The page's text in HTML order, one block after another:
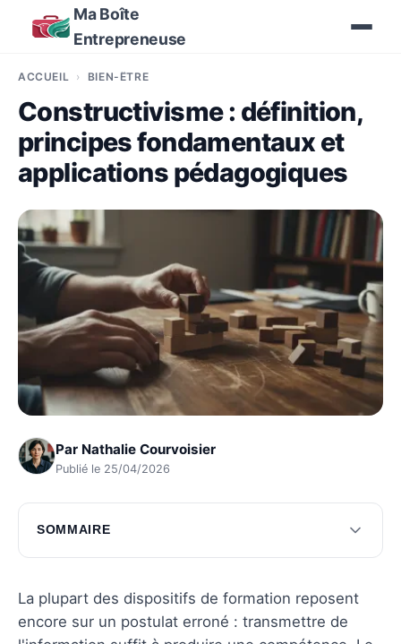
Ma Boîte
Entrepreneuse
ACCUEIL BIEN-ÊTRE
Constructivisme : définition,
principes fondamentaux et
applications pédagogiques
Par Nathalie Courvoisier
Publié le 25/04/2026
SOMMAIRE
Applications pédagogiques du
Outils et techniques pédagogiques
La plupart des dispositifs de formation reposent
encore sur un postulat erroné : transmettre de